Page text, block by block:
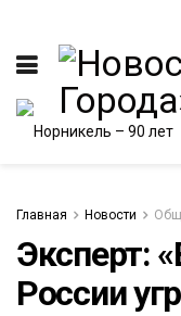
Главная Новости
Эксперт:
России